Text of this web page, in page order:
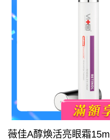
薇佳A醇煥活亮眼霜15ml